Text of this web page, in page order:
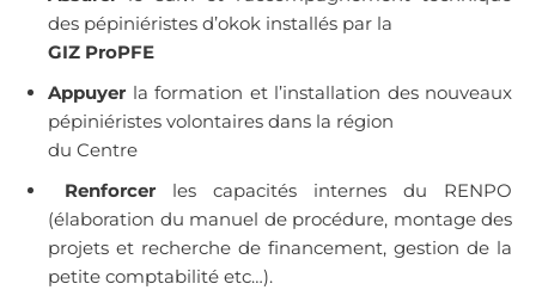
des pépiniéristes d’okok installés par la
GIZ ProPFE
Appuyer la formation et l’installation des nouveaux
pépiniéristes volontaires dans la région
du Centre
Renforcer les capacités internes du RENPO
(élaboration du manuel de procédure, montage des
projets et recherche de financement, gestion de la
petite comptabilité etc…).